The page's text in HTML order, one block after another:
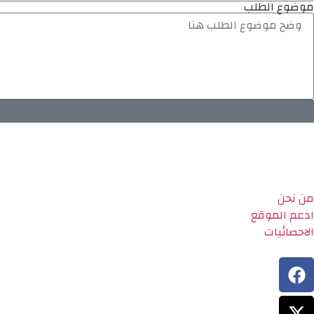
موضوع الطلب
من نحن
ادعم الموقع
الاحصائيات